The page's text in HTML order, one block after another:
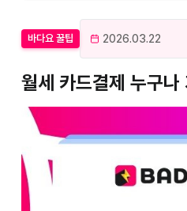
바다요 꿀팁 2026.03.22
월세 카드결제 누구나